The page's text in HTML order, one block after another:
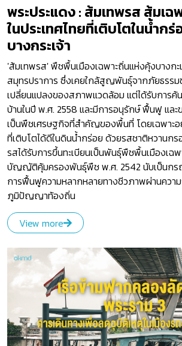
พระประแดง : ส้มเทพรส ส้มเฉ
ในประเทศไทยที่เติบโตในน้ำก
บางกระเจ้า
'ส้มเทพรส' พืชพื้นเมืองเฉพาะถิ่นแห่งคุ้งบางกะ
สมุทรปราการ ซึ่งเคยใกล้สูญพันธุ์จากภัยธรรม
เปลี่ยนแปลงของสภาพแวดล้อม แต่ได้รับการ
บ้านในปี พ.ศ. 2558 และมีการอนุรักษ์ ฟื้นฟู แล
เป็นพืชเศรษฐกิจที่สำคัญของพื้นที่ โดยเฉพาะ
ที่เติบโตได้ดีในดินน้ำกร่อย ด้วยรสชาติหวานกร
รสได้รับการขึ้นทะเบียนเป็นพันธุ์พืชพื้นเมืองเฉ
บัญญัติคุ้มครองพันธุ์พืช พ.ศ. 2542 นับเป็นกร
การฟื้นฟูความหลากหลายทางชีวภาพผ่านควา
ภูมิปัญญาท้องถิ่น
View more